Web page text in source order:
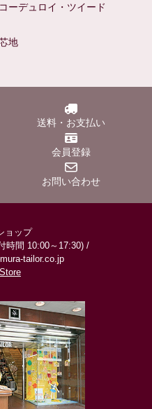
コーデュロイ・ツイード
地
送料・お支払い
会員登録
お問い合わせ
ョップ
時間 10:00～17:30) /
tailor.co.jp